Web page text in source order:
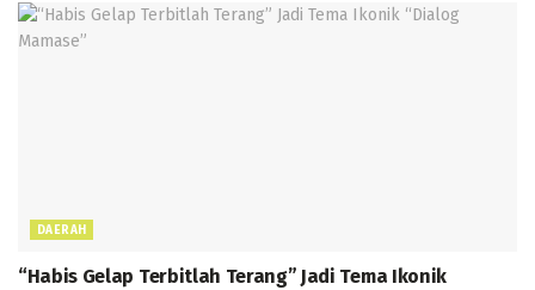
DAERAH
“Habis Gelap Terbitlah Terang” Jadi Tema Ikonik